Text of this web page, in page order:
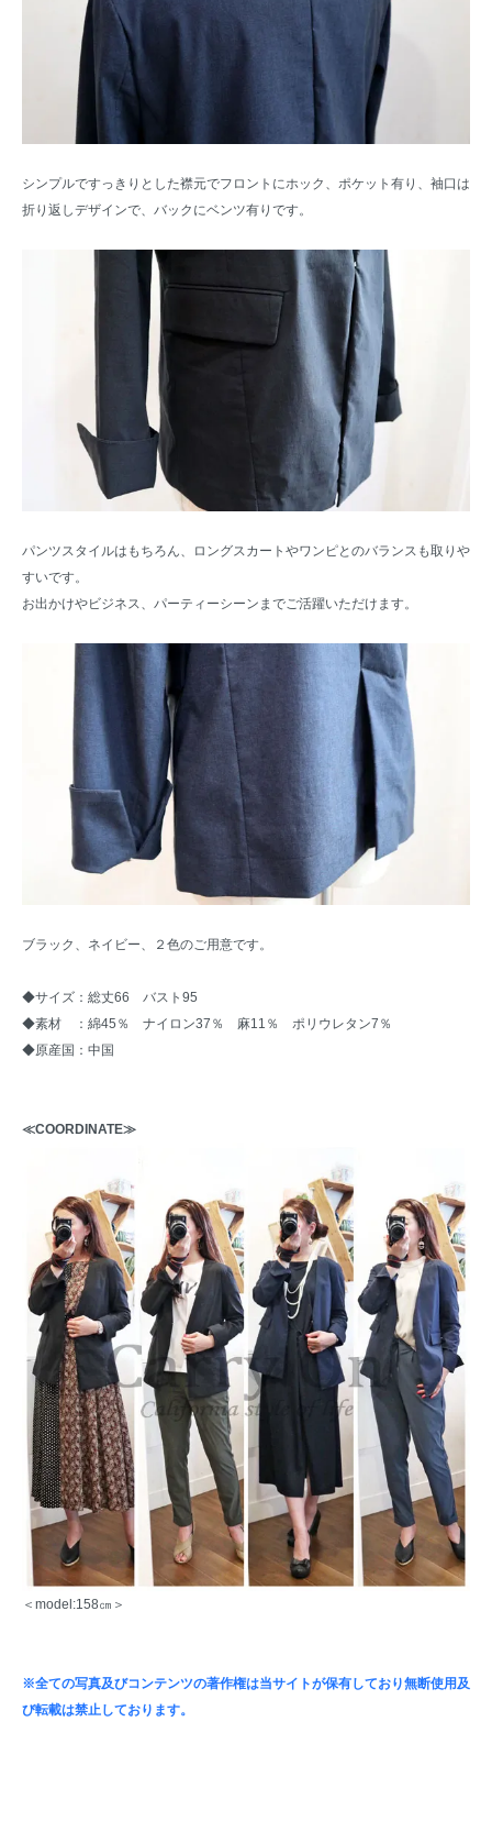
シンプルですっきりとした襟元でフロントにホック、ポケット有り、袖口は
折り返しデザインで、バックにベンツ有りです。
パンツスタイルはもちろん、ロングスカートやワンピとのバランスも取りや
すいです。
お出かけやビジネス、パーティーシーンまでご活躍いただけます。
ブラック、ネイビー、２色のご用意です。
◆サイズ：総丈66 バスト95
◆素材 ：綿45％ ナイロン37％ 麻11％ ポリウレタン7％
◆原産国：中国
≪COORDINATE≫
＜model:158㎝＞
※全ての写真及びコンテンツの著作権は当サイトが保有しており無断使用及
び転載は禁止しております。